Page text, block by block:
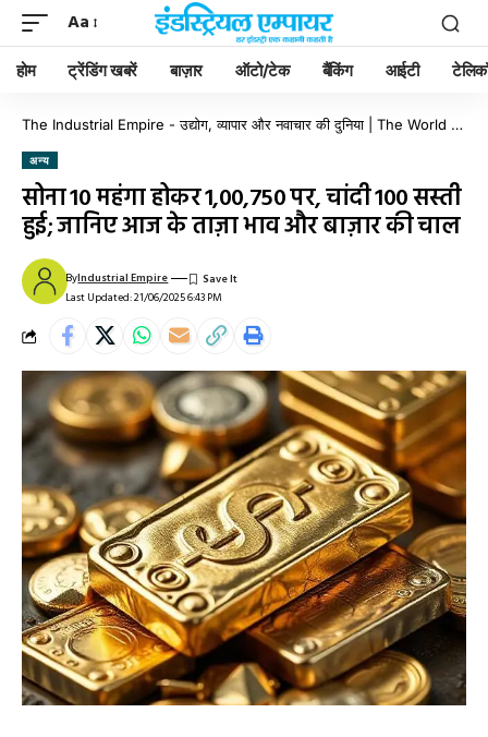
Aa
होम ट्रेंडिंग खबरें बाज़ार ऑटो/टेक बैंकिंग आईटी
The Industrial Empire - उद्योग, व्यापार और नवाचार की दुनिया | The World of Industry, Business & Innovation
अन्य
सोना ₹10 महंगा होकर ₹1,00,750 पर, चांदी ₹100 सस्ती
हुई; जानिए आज के ताज़ा भाव और बाज़ार की चाल
Last Updated: 21/06/2025 6:43 PM
ByIndustrial Empire